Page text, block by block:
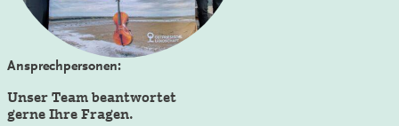
Ansprechpersonen:
Unser Team beantwortet
gerne Ihre Fragen.